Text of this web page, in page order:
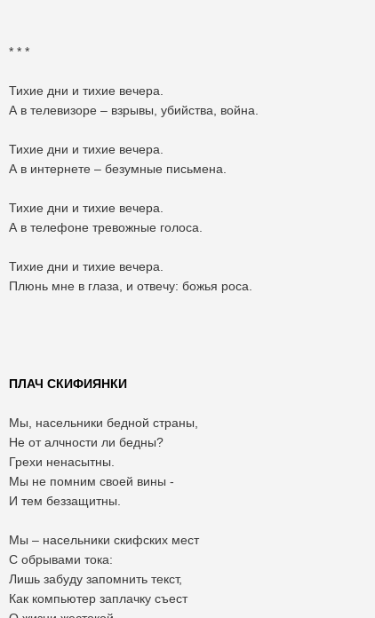
* * *
Тихие дни и тихие вечера.
А в телевизоре – взрывы, убийства, война.
Тихие дни и тихие вечера.
А в интернете – безумные письмена.
Тихие дни и тихие вечера.
А в телефоне тревожные голоса.
Тихие дни и тихие вечера.
Плюнь мне в глаза, и отвечу: божья роса.
ПЛАЧ СКИФИЯНКИ
Мы, насельники бедной страны,
Не от алчности ли бедны?
Грехи ненасытны.
Мы не помним своей вины -
И тем беззащитны.
Мы – насельники скифских мест
С обрывами тока:
Лишь забуду запомнить текст,
Как компьютер заплачку съест